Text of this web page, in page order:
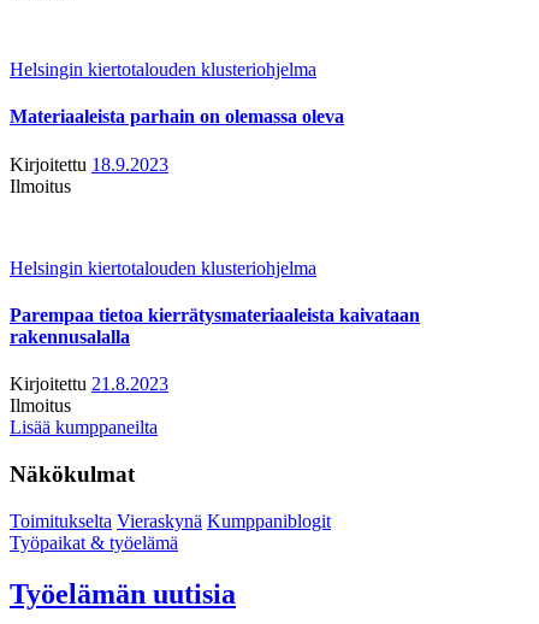
Helsingin kiertotalouden klusteriohjelma
Materiaaleista parhain on olemassa oleva
Kirjoitettu 18.9.2023
Ilmoitus
Helsingin kiertotalouden klusteriohjelma
Parempaa tietoa kierrätysmateriaaleista kaivataan
rakennusalalla
Kirjoitettu 21.8.2023
Ilmoitus
Lisää kumppaneilta
Näkökulmat
Toimitukselta Vieraskynä Kumppaniblogit
Työpaikat & työelämä
Työelämän uutisia